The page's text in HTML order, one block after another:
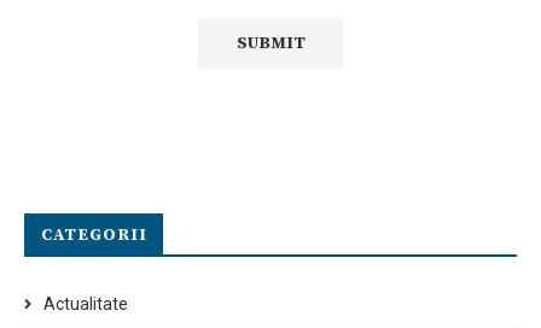
CATEGORII
Actualitate